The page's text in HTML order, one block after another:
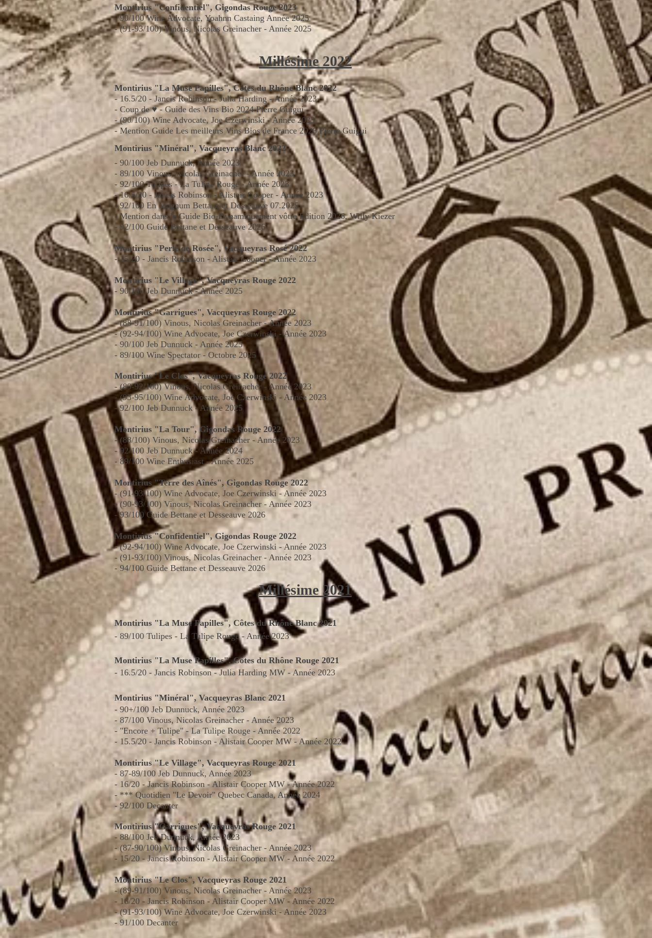
Montirius "Confidentiel", Gigondas Rouge 2023
-90/100 Wine Advocate, Yoahnn Castaing Année2025
- (91-93/100) Vinous, Nicolas Greinacher - Année 2025
Millésime 2022
Montirius "La Muse Papilles", Côtes du Rhône Blanc 2022
- 16.5/20 - Jancis Robinson - Julia Harding -Année2023
- Coup de♥- Guide des Vins Bio 2024 Pierre Guigui
- (90/100) Wine Advocate, Joe Czerwinski - Année 2023
- Mention Guide Les meilleurs Vins Bios de France 2026 Pierre Guigui
Montirius "Minéral", Vacqueyras Blanc 2022
- 90/100 Jeb Dunnuck,Année 2023
- 89/100 Vinous, Nicolas Greinacher - Année 2023
- 92/100 Tulipes - La Tulipe Rouge -Année 2023
- 16.5/20 - Jancis Robinson - Alistair Cooper - Année2023
- 92/100 En Magnum Bettane et Desseauve 07.2025
- Mention dans le Guide Bio-Dynamiquement vôtre Edition 2026, Willy Kiezer
- 92/100 Guide Bettane et Desseauve 2026
Montirius "Perle de Rosée", Vacqueyras Rosé 2022
- 15/20 - Jancis Robinson - Alistair Cooper -Année 2023
Montirius "Le Village", Vacqueyras Rouge 2022
- 90/100 Jeb Dunnuck - Année 2025
Montirius "Garrigues", Vacqueyras Rouge 2022
- (88-91/100) Vinous, Nicolas Greinacher - Année 2023
- (92-94/100) Wine Advocate, Joe Czerwinski - Année 2023
- 90/100 Jeb Dunnuck - Année 2025
- 89/100 Wine Spectator - Octobre 2025
Montirius "Le Clos", Vacqueyras Rouge 2022
- (89-92/100) Vinous, Nicolas Greinacher - Année 2023
- (93-95/100) Wine Advocate, Joe Czerwinski - Année 2023
- 92/100 Jeb Dunnuck - Année 2025
Montirius "La Tour", Gigondas Rouge 2022
- (88/100) Vinous, Nicolas Greinacher - Année 2023
- 92/100 Jeb Dunnuck - Année 2024
- 89/100 Wine Enthusiast - Année 2025
Montirius "Terre des Aînés", Gigondas Rouge 2022
- (91-93/100) Wine Advocate, Joe Czerwinski - Année 2023
- (90-93/100) Vinous, Nicolas Greinacher - Année 2023
- 93/100 Guide Bettane et Desseauve 2026
Montirius "Confidentiel", Gigondas Rouge 2022
- (92-94/100) Wine Advocate, Joe Czerwinski - Année 2023
- (91-93/100) Vinous, Nicolas Greinacher - Année 2023
- 94/100 Guide Bettane et Desseauve 2026
Millésime 2021
Montirius "La Muse Papilles", Côtes du Rhône Blanc 2021
- 89/100 Tulipes - La Tulipe Rouge - Année2023
Montirius "La Muse Papilles", Côtes du Rhône Rouge 2021
- 16.5/20 - Jancis Robinson - Julia Harding MW - Année2023
Montirius "Minéral", Vacqueyras Blanc 2021
- 90+/100 Jeb Dunnuck, Année 2023
- 87/100 Vinous, Nicolas Greinacher - Année 2023
- "Encore + Tulipe" - La Tulipe Rouge - Année2022
- 15.5/20 - Jancis Robinson - Alistair Cooper MW - Année 2022
Montirius "Le Village", Vacqueyras Rouge 2021
- 87-89/100 Jeb Dunnuck, Année2023
- 16/20 - Jancis Robinson - Alistair Cooper MW -Année2022
- *** Quotidien "Le Devoir" Quebec Canada,Année 2024
- 92/100 Decanter
Montirius "Garrigues", Vacqueyras Rouge 2021
- 88/100 Jeb Dunnuck, Année2023
- (87-90/100) Vinous, Nicolas Greinacher - Année 2023
- 15/20 - Jancis Robinson - Alistair Cooper MW - Année 2022
Montirius "Le Clos", Vacqueyras Rouge 2021
- (89-91/100) Vinous, Nicolas Greinacher - Année 2023
- 16/20 - Jancis Robinson - Alistair Cooper MW - Année 2022
- (91-93/100) Wine Advocate, Joe Czerwinski - Année 2023
- 91/100 Decanter